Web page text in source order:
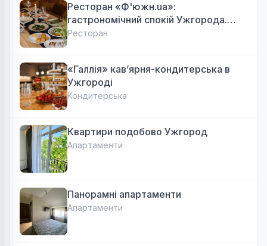
Ресторан «Ф'южн.ua»:
гастрономічний спокій Ужгорода.
Авторська локальна кухня, затишок
Ресторан
«Галлія» кав’ярня-кондитерська в
Ужгороді
Кондитерська
Квартири подобово Ужгород
Апартаменти
Панорамні апартаменти
Апартаменти